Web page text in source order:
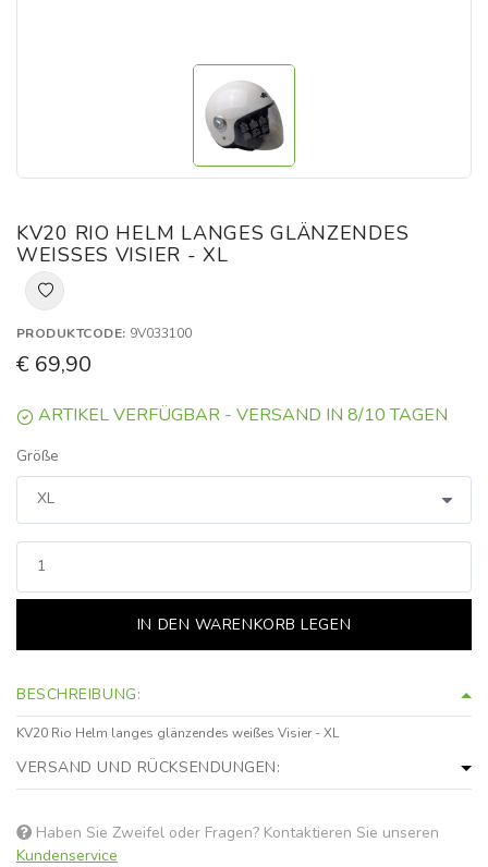
KV20 RIO HELM LANGES GLÄNZENDES
WEISSES VISIER - XL
PRODUKTCODE: 9V033100
€ 69,90
ARTIKEL VERFÜGBAR - VERSAND IN 8/10 TAGEN
Größe
IN DEN WARENKORB LEGEN
BESCHREIBUNG:
KV20 Rio Helm langes glänzendes weißes Visier - XL
VERSAND UND RÜCKSENDUNGEN:
Haben Sie Zweifel oder Fragen? Kontaktieren Sie unseren
Kundenservice